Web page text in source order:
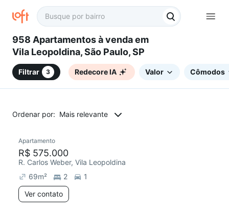
958 Apartamentos à venda em
Vila Leopoldina, São Paulo, SP
Filtrar 3 Redecore IA Valor Cômodos
Ordenar por: Mais relevante
Redecorar
Apartamento
R$ 575.000
R. Carlos Weber, Vila Leopoldina
69m² 2
1
Ver contato